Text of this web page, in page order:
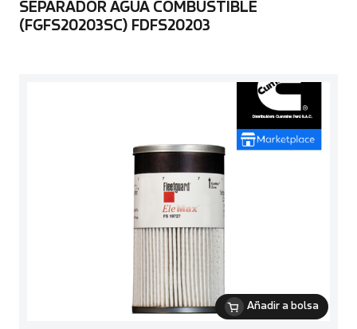
SEPARADOR AGUA COMBUSTIBLE
(FGFS20203SC) FDFS20203
Añadir a bolsa